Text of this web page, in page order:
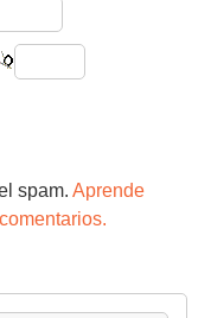
spam. Aprende